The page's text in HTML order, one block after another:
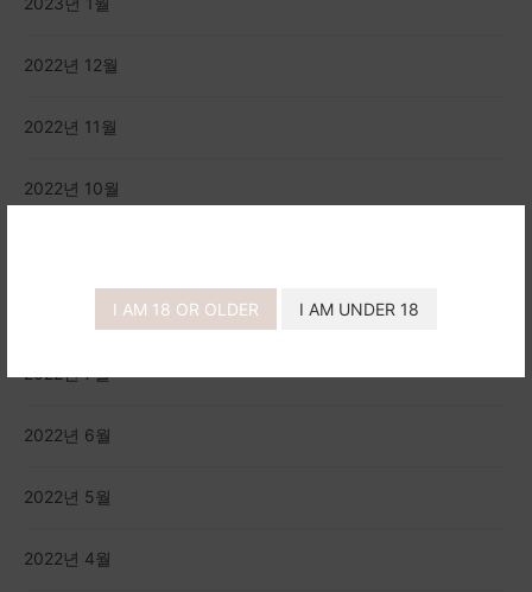
I AM 18 OR OLDER I AM UNDER 18
2022년 12월
2022년 11월
2022년 10월
2022년 7월
2022년 6월
2022년 5월
2022년 4월